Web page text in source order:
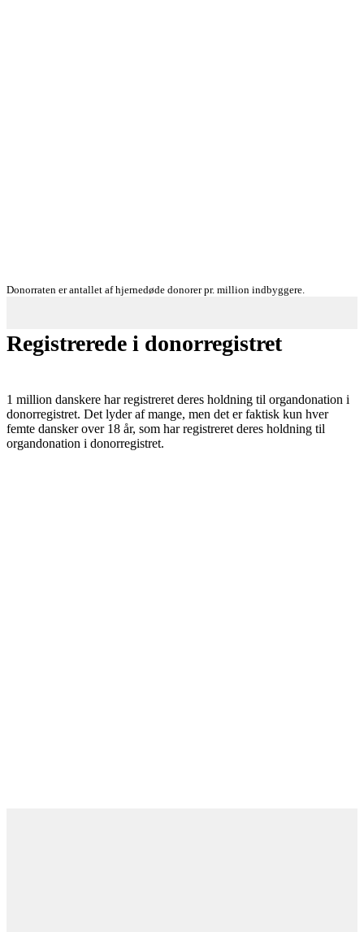
Donorraten er antallet af hjernedøde donorer pr. million indbyggere.
Registrerede i donorregistret
1 million danskere har registreret deres holdning til organdonation i
donorregistret. Det lyder af mange, men det er faktisk kun hver
femte dansker over 18 år, som har registreret deres holdning til
organdonation i donorregistret.